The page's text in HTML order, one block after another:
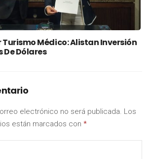
Turismo Médico: Alistan Inversión
De Dólares
electrónico no será publicada. Los
están marcados con *